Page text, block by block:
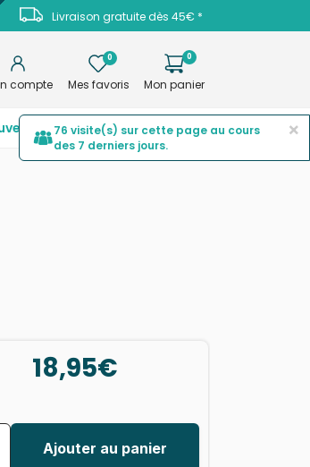
Livraison gratuite dès 45€ *
compte
0
Mes favoris
0
Mon panier
Top ventesPromotions
18,95€
Ajouter au panier
×
76 visite(s) sur cette page au cours
des 7 derniers jours.